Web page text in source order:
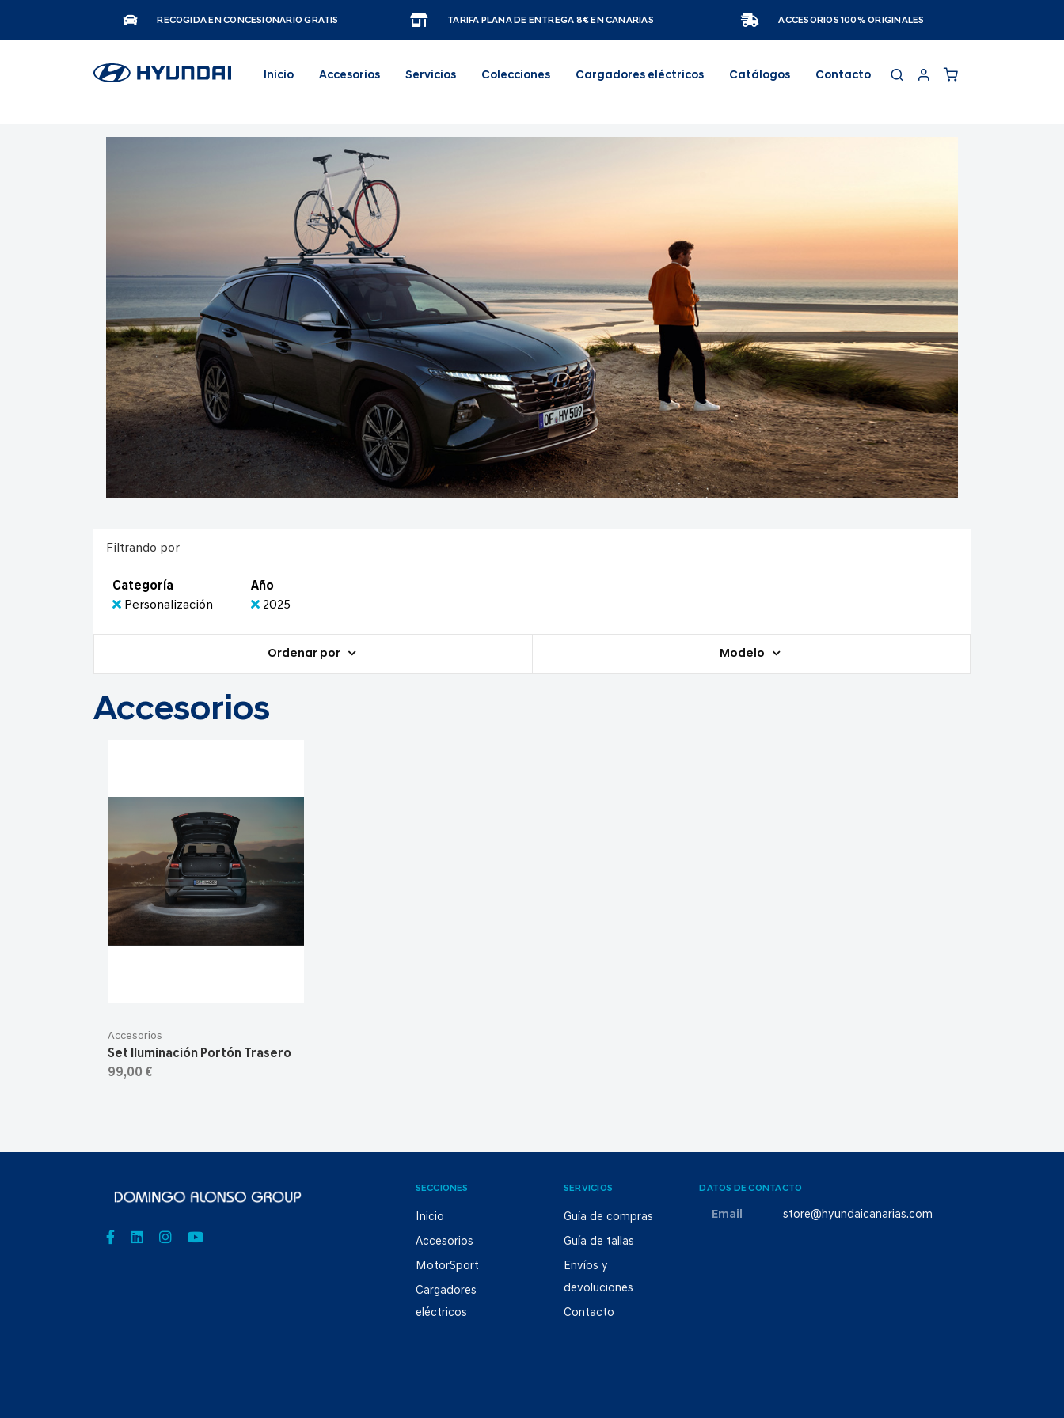
RECOGIDA EN CONCESIONARIO GRATIS TARIFA PLANA DE ENTREGA 8€ EN CANARIAS ACCESORIOS 100% ORIGINALES
Inicio Accesorios Servicios Colecciones Cargadores eléctricos Catálogos Contacto
Filtrando por
Categoría
Personalización
Año
2025
Ordenar por Modelo
Accesorios
Accesorios
Set Iluminación Portón Trasero
99,00 €
SECCIONES
Inicio
Accesorios
MotorSport
Cargadores
eléctricos
SERVICIOS
Guía de compras
Guía de tallas
Envíos y
devoluciones
Contacto
DATOS DE CONTACTO
Email store@hyundaicanarias.com